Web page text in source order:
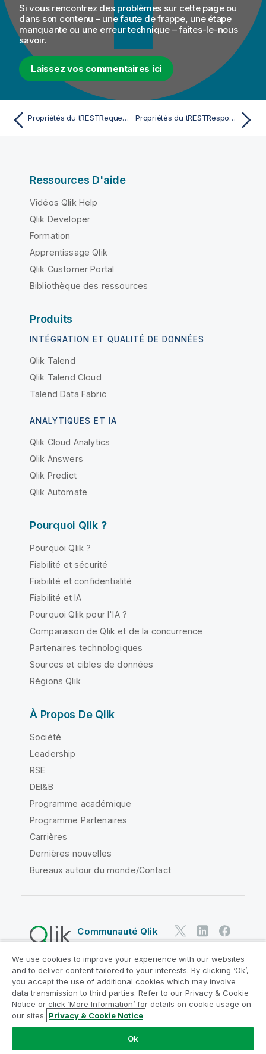
Si vous rencontrez des problèmes sur cette page ou
dans son contenu – une faute de frappe, une étape
manquante ou une erreur technique – faites-le-nous
savoir.
Laissez vos commentaires ici
Propriétés du tRESTRequest Standard Propriétés du tRESTResponse Standard
Ressources D'aide
Vidéos Qlik Help
Qlik Developer
Formation
Apprentissage Qlik
Qlik Customer Portal
Bibliothèque des ressources
Produits
INTÉGRATION ET QUALITÉ DE DONNÉES
Qlik Talend
Qlik Talend Cloud
Talend Data Fabric
ANALYTIQUES ET IA
Qlik Cloud Analytics
Qlik Answers
Qlik Predict
Qlik Automate
Pourquoi Qlik ?
Pourquoi Qlik ?
Fiabilité et sécurité
Fiabilité et confidentialité
Fiabilité et IA
Pourquoi Qlik pour l'IA ?
Comparaison de Qlik et de la concurrence
Partenaires technologiques
Sources et cibles de données
Régions Qlik
À Propos De Qlik
Société
Leadership
RSE
DEI&B
Programme académique
Programme Partenaires
Carrières
Dernières nouvelles
Bureaux autour du monde/Contact
Communauté Qlik
Contrats juridiques
Conditions d'utilisation des produits
Legal Policies
Conditions légales
Conditions d'utilisation
Marques
Do Not Share My Info
Copyright © 1993-2026 QlikTech International AB. Tous
We use cookies to improve your experience with our websites
and to deliver content tailored to your interests. By clicking ‘Ok’,
you accept the use of additional cookies which may involve
data transmission to third parties. Refer to our Privacy & Cookie
Notice or click ‘More Information’ for details on cookie usage on
our sites. Privacy & Cookie Notice
Ok